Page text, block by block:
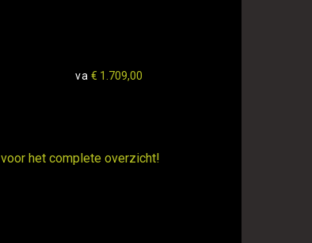
va € 1.709,00
voor het complete overzicht!